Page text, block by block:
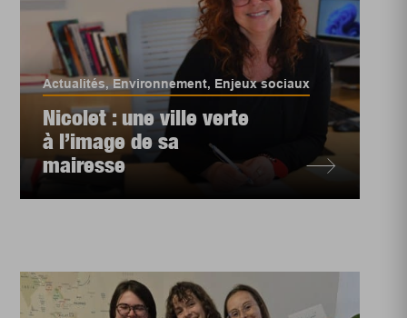
Actualités, Environnement, Enjeux sociaux
Nicolet : une ville verte
à l’image de sa
mairesse